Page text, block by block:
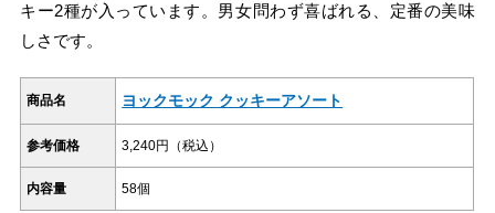
キー2種が入っています。男女問わず喜ばれる、定番の美味
しさです。
商品名 ヨックモック クッキーアソート
参考価格 3,240円（税込）
内容量 58個